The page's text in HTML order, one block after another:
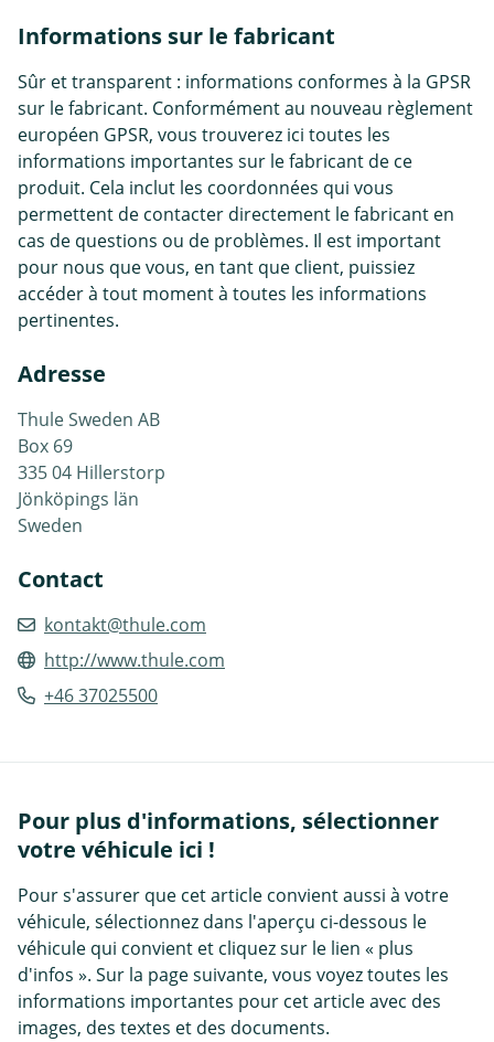
Informations sur le fabricant
Sûr et transparent : informations conformes à la GPSR
sur le fabricant. Conformément au nouveau règlement
européen GPSR, vous trouverez ici toutes les
informations importantes sur le fabricant de ce
produit. Cela inclut les coordonnées qui vous
permettent de contacter directement le fabricant en
cas de questions ou de problèmes. Il est important
pour nous que vous, en tant que client, puissiez
accéder à tout moment à toutes les informations
pertinentes.
Adresse
Thule Sweden AB
Box 69
335 04 Hillerstorp
Jönköpings län
Sweden
Contact
kontakt@thule.com
http://www.thule.com
+46 37025500
Pour plus d'informations, sélectionner
votre véhicule ici !
Pour s'assurer que cet article convient aussi à votre
véhicule, sélectionnez dans l'aperçu ci-dessous le
véhicule qui convient et cliquez sur le lien « plus
d'infos ». Sur la page suivante, vous voyez toutes les
informations importantes pour cet article avec des
images, des textes et des documents.